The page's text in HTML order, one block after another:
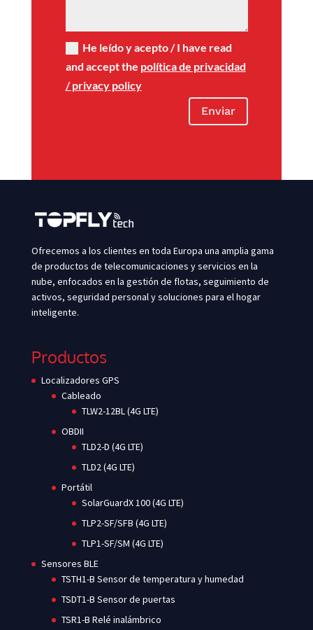
He leído y acepto / I have read
and accept the política de privacidad
/ privacy policy
Enviar
Ofrecemos a los clientes en toda Europa una amplia gama
de productos de telecomunicaciones y servicios en la
nube, enfocados en la gestión de flotas, seguimiento de
activos, seguridad personal y soluciones para el hogar
inteligente.
Productos
Localizadores GPS
Cableado
TLW2-12BL (4G LTE)
OBDII
TLD2-D (4G LTE)
TLD2 (4G LTE)
Portátil
SolarGuardX 100 (4G LTE)
TLP2-SF/SFB (4G LTE)
TLP1-SF/SM (4G LTE)
Sensores BLE
TSTH1-B Sensor de temperatura y humedad
TSDT1-B Sensor de puertas
TSR1-B Relé inalámbrico